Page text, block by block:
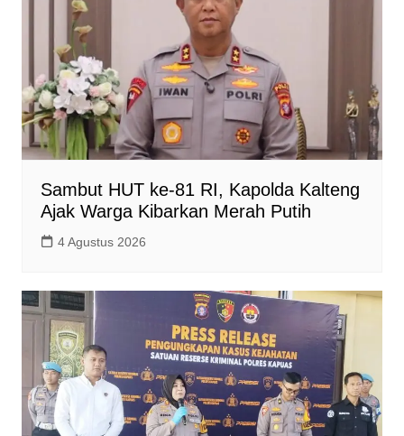
Sambut HUT ke-81 RI, Kapolda Kalteng
Ajak Warga Kibarkan Merah Putih
4 Agustus 2026